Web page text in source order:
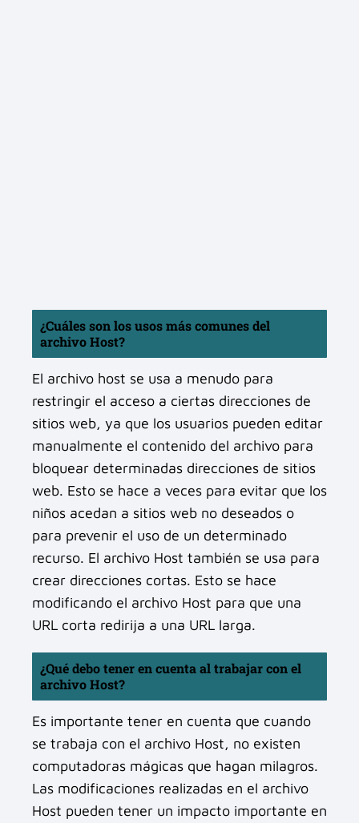
¿Cuáles son los usos más comunes del
archivo Host?
El archivo host se usa a menudo para
restringir el acceso a ciertas direcciones de
sitios web, ya que los usuarios pueden editar
manualmente el contenido del archivo para
bloquear determinadas direcciones de sitios
web. Esto se hace a veces para evitar que los
niños acedan a sitios web no deseados o
para prevenir el uso de un determinado
recurso. El archivo Host también se usa para
crear direcciones cortas. Esto se hace
modificando el archivo Host para que una
URL corta redirija a una URL larga.
¿Qué debo tener en cuenta al trabajar con el
archivo Host?
Es importante tener en cuenta que cuando
se trabaja con el archivo Host, no existen
computadoras mágicas que hagan milagros.
Las modificaciones realizadas en el archivo
Host pueden tener un impacto importante en